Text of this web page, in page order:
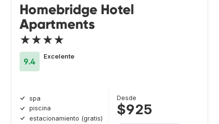
Homebridge Hotel
Apartments
★★★★
9.4
Excelente
spa
piscina
estacionamiento (gratis)
Desde
$925